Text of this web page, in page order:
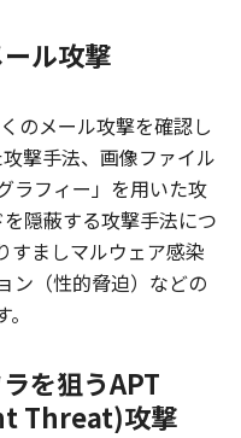
ル攻撃
のメール攻撃を確認し
撃手法、画像ファイル
ラフィー」を用いた攻
隠蔽する攻撃手法につ
すましマルウェア感染
ン（性的脅迫）などの
を狙うAPT
Threat)攻撃